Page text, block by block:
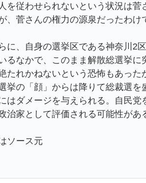
を従わせられないという状況は
、菅さんの権力の源泉だったわけ
に、自身の選挙区である神奈川2
るなかで、このまま解散総選挙
たれかねないという恐怖もあっ
挙の「顔」からは降りて総裁選
はダメージを与えられる。自民
治家として評価される可能性が
ソース元